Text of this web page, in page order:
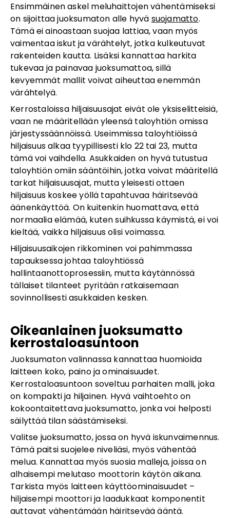
Ensimmäinen askel meluhaittojen vähentämiseksi
on sijoittaa juoksumaton alle hyvä suojamatto.
Tämä ei ainoastaan suojaa lattiaa, vaan myös
vaimentaa iskut ja värähtelyt, jotka kulkeutuvat
rakenteiden kautta. Lisäksi kannattaa harkita
tukevaa ja painavaa juoksumattoa, sillä
kevyemmät mallit voivat aiheuttaa enemmän
värähtelyä.
Kerrostaloissa hiljaisuusajat eivät ole yksiselitteisiä,
vaan ne määritellään yleensä taloyhtiön omissa
järjestyssäännöissä. Useimmissa taloyhtiöissä
hiljaisuus alkaa tyypillisesti klo 22 tai 23, mutta
tämä voi vaihdella. Asukkaiden on hyvä tutustua
taloyhtiön omiin sääntöihin, jotka voivat määritellä
tarkat hiljaisuusajat, mutta yleisesti ottaen
hiljaisuus koskee yöllä tapahtuvaa häiritsevää
äänenkäyttöä. On kuitenkin huomattava, että
normaalia elämää, kuten suihkussa käymistä, ei voi
kieltää, vaikka hiljaisuus olisi voimassa.
Hiljaisuusaikojen rikkominen voi pahimmassa
tapauksessa johtaa taloyhtiössä
hallintaanottoprosessiin, mutta käytännössä
tällaiset tilanteet pyritään ratkaisemaan
sovinnollisesti asukkaiden kesken.
Oikeanlainen juoksumatto
kerrostaloasuntoon
Juoksumaton valinnassa kannattaa huomioida
laitteen koko, paino ja ominaisuudet.
Kerrostaloasuntoon soveltuu parhaiten malli, joka
on kompakti ja hiljainen. Hyvä vaihtoehto on
kokoontaitettava juoksumatto, jonka voi helposti
säilyttää tilan säästämiseksi.
Valitse juoksumatto, jossa on hyvä iskunvaimennus.
Tämä paitsi suojelee niveliäsi, myös vähentää
melua. Kannattaa myös suosia malleja, joissa on
alhaisempi melutaso moottorin käytön aikana.
Tarkista myös laitteen käyttöominaisuudet –
hiljaisempi moottori ja laadukkaat komponentit
auttavat vähentämään häiritsevää ääntä.